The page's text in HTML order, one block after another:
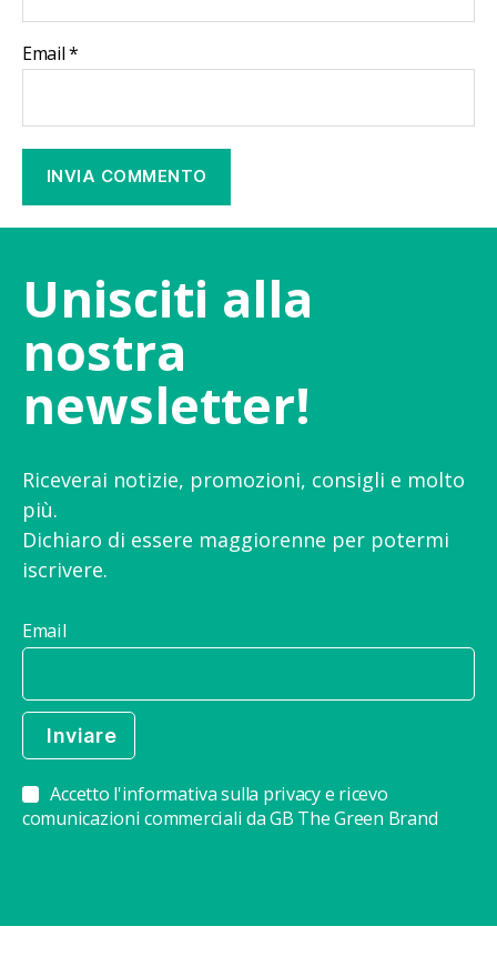
Email*
Unisciti alla
nostra
newsletter!
Riceverai notizie, promozioni, consigli e molto
più.
Dichiaro di essere maggiorenne per potermi
iscrivere.
Email
Accetto l'informativa sulla privacy e ricevo
comunicazioni commerciali da GB The Green Brand